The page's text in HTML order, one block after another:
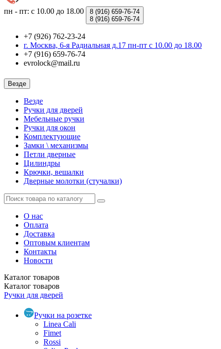
пн - пт: с 10.00 до 18.00 8 (916) 659-76-74
8 (916) 659-76-74
+7 (926) 762-23-24
г. Москва, 6-я Радиальная д.17 пн-пт с 10.00 до 18.00
+7 (916) 659-76-74
evrolock@mail.ru
Везде
Везде
Ручки для дверей
Мебельные ручки
Ручки для окон
Комплектующие
Замки \ механизмы
Петли дверные
Цилиндры
Крючки, вешалки
Дверные молотки (стучалки)
О нас
Оплата
Доставка
Оптовым клиентам
Контакты
Новости
Каталог товаров
Каталог товаров
Ручки для дверей
Ручки на розетке
Linea Cali
Fimet
Rossi